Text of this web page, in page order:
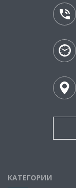
КАТЕГОРИИ